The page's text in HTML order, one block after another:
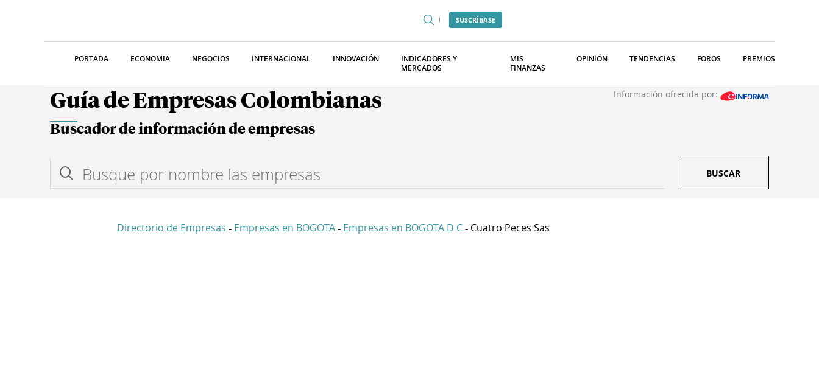
SUSCRÍBASE
PORTADA ECONOMIA NEGOCIOS INTERNACIONAL INNOVACIÓN
INDICADORES Y
MERCADOS
MIS
FINANZAS
OPINIÓN TENDENCIAS FOROS PREMIOS
Guía de Empresas Colombianas Información ofrecida por:
Buscador de información de empresas
BUSCAR
Directorio de Empresas - Empresas en BOGOTA - Empresas en BOGOTA D C - Cuatro Peces Sas